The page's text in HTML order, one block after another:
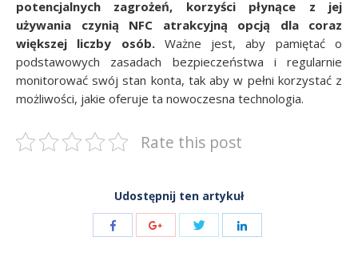
potencjalnych zagrożeń, korzyści płynące z jej
używania czynią NFC atrakcyjną opcją dla coraz
większej liczby osób. Ważne jest, aby pamiętać o
podstawowych zasadach bezpieczeństwa i regularnie
monitorować swój stan konta, tak aby w pełni korzystać z
możliwości, jakie oferuje ta nowoczesna technologia.
Rate this post
Udostępnij ten artykuł
Share
Share
Share